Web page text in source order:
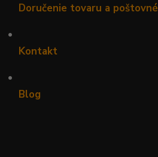
Doručenie tovaru a poštovné
•
Kontakt
•
Blog